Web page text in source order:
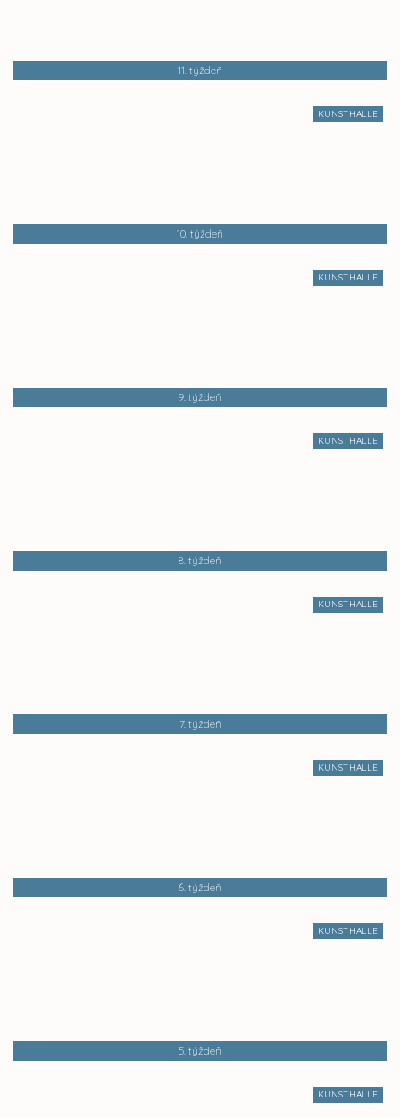
11. týždeň
KUNSTHALLE
10. týždeň
KUNSTHALLE
9. týždeň
KUNSTHALLE
8. týždeň
KUNSTHALLE
7. týždeň
KUNSTHALLE
6. týždeň
KUNSTHALLE
5. týždeň
KUNSTHALLE